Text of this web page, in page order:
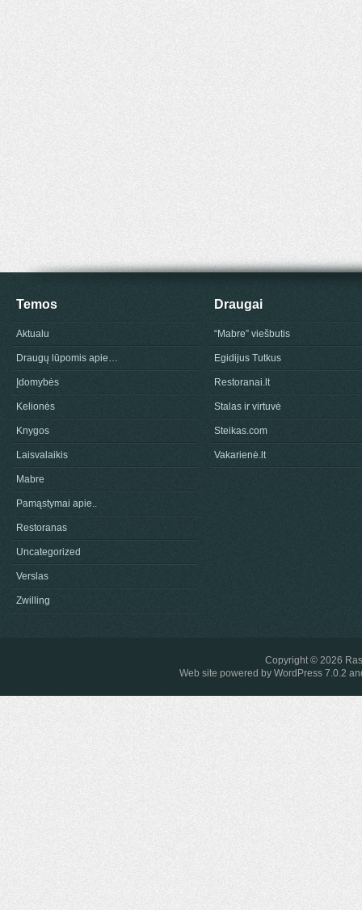
Temos
Aktualu
Draugų lūpomis apie…
Įdomybės
Kelionės
Knygos
Laisvalaikis
Mabre
Pamąstymai apie..
Restoranas
Uncategorized
Verslas
Zwilling
Draugai
“Mabre” viešbutis
Egidijus Tutkus
Restoranai.lt
Stalas ir virtuvė
Steikas.com
Vakarienė.lt
Copyright © 2026
Web site powered by WordPress 7.0.2